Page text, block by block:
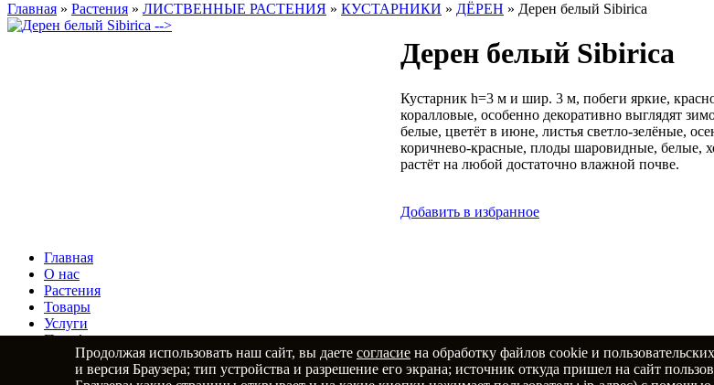
Главная » Растения » ЛИСТВЕННЫЕ РАСТЕНИЯ » КУСТАРНИКИ » ДЁРЕН » Дерен белый Sibirica
-->
Дерен белый Sibirica
Кустарник h=3 м и шир. 3 м, побеги яркие,
коралловые, особенно декоративно выглядят
белые, цветёт в июне, листья светло-зелёные,
коричнево-красные, плоды шаровидные, белые,
растёт на любой достаточно влажной почве.
Добавить в избранное
Главная
О нас
Растения
Товары
Услуги
Портфолио
Статьи
Контакты
Продолжая использовать наш сайт, вы даете согласие на обработку файлов cookie и
и версия Браузера; тип устройства и разрешение его экрана; источник откуда пришел на сайт